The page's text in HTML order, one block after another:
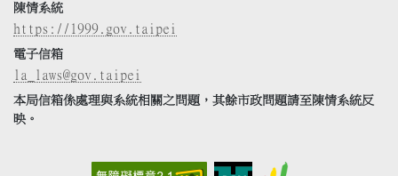
陳情系統
https://1999.gov.taipei
電子信箱
la_laws@gov.taipei
本局信箱係處理與系統相關之問題，其餘市政問題請至陳情系統反
映。